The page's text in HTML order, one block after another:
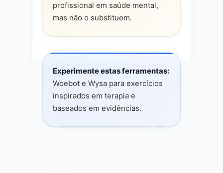
profissional em saúde mental,
mas não o substituem.
Experimente estas ferramentas:
Woebot e Wysa para exercícios
inspirados em terapia e
baseados em evidências.